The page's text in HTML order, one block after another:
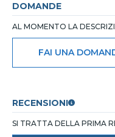
DOMANDE
AL MOMENTO LA
FAI UNA
RECENSIONI
SI TRATTA DELLA PRIMA